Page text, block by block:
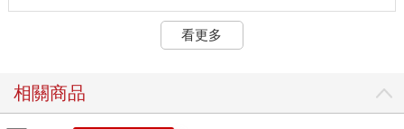
看更多
相關商品